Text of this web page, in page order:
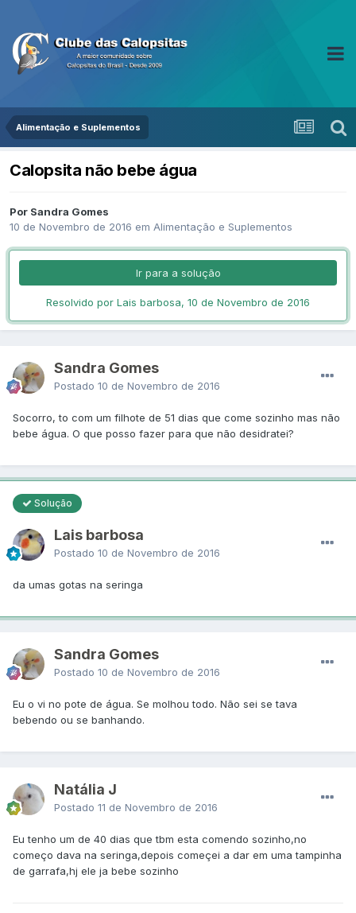
Alimentação e Suplementos
Calopsita não bebe água
Por Sandra Gomes
10 de Novembro de 2016 em Alimentação e Suplementos
Ir para a solução
Resolvido por Lais barbosa, 10 de Novembro de 2016
Sandra Gomes
Postado 10 de Novembro de 2016
Socorro, to com um filhote de 51 dias que come sozinho mas não
bebe água. O que posso fazer para que não desidratei?
Solução
Lais barbosa
Postado 10 de Novembro de 2016
da umas gotas na seringa
Sandra Gomes
Postado 10 de Novembro de 2016
Eu o vi no pote de água. Se molhou todo. Não sei se tava
bebendo ou se banhando.
Natália J
Postado 11 de Novembro de 2016
Eu tenho um de 40 dias que tbm esta comendo sozinho,no
começo dava na seringa,depois começei a dar em uma tampinha
de garrafa,hj ele ja bebe sozinho